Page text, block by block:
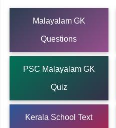
Malayalam GK
Questions
PSC Malayalam GK
Quiz
Kerala School Text